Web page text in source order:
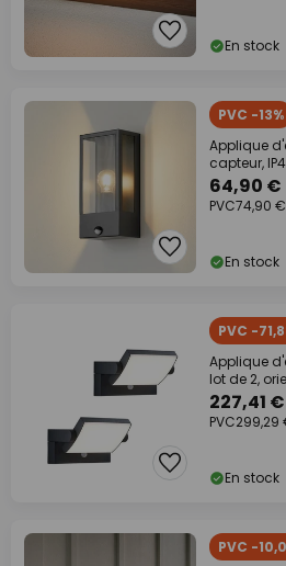
En stock
PVC -13%
Applique
capteur,
64,90 €
PVC74,90 €
En stock
PVC -
Applique
lot de 2,
227,41 €
PVC299,29
En stock
PVC -